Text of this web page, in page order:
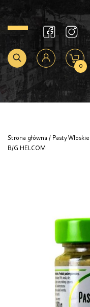
0
Strona główna / Pasty Włoskie
B/G HELCOM